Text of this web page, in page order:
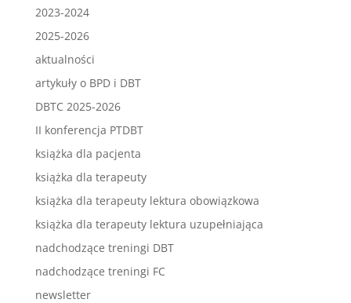
2023-2024
2025-2026
aktualności
artykuły o BPD i DBT
DBTC 2025-2026
II konferencja PTDBT
książka dla pacjenta
książka dla terapeuty
książka dla terapeuty lektura obowiązkowa
książka dla terapeuty lektura uzupełniająca
nadchodzące treningi DBT
nadchodzące treningi FC
newsletter